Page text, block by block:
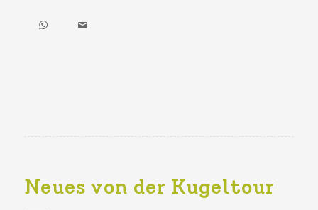
Neues von der Kugeltour